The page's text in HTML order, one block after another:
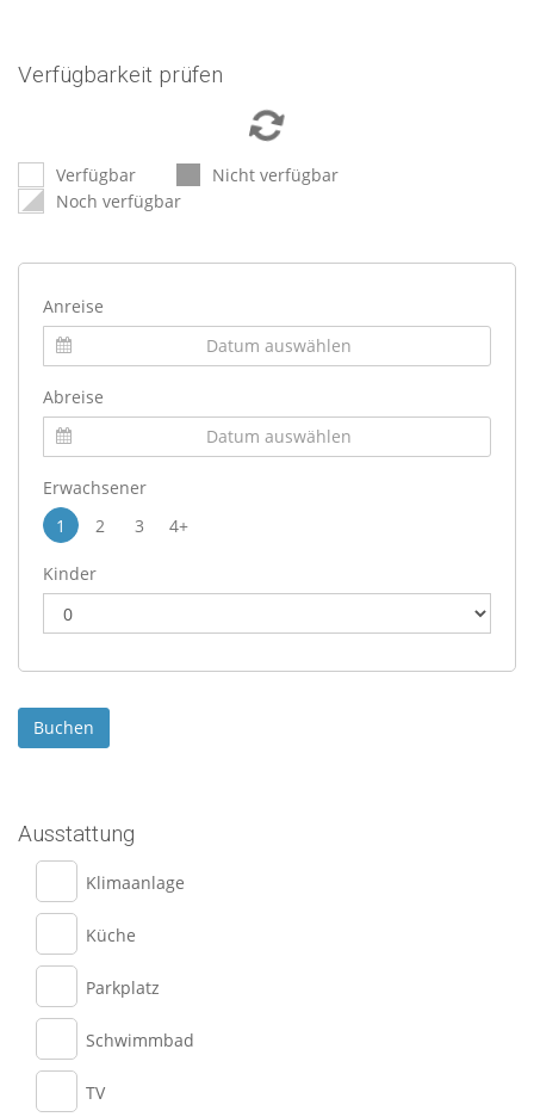
Verfügbarkeit prüfen
Verfügbar
Nicht verfügbar
Noch verfügbar
Anreise
Abreise
Erwachsener
1
2 3 4+
Kinder
Ausstattung
Klimaanlage
Küche
Parkplatz
Schwimmbad
TV